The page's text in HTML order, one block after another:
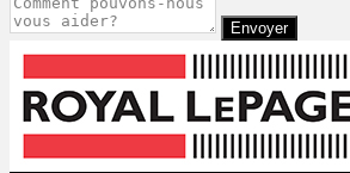
Envoyer